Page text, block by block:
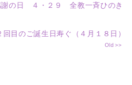
の日 ４・２９ 全教一斉ひのき
目のご誕生日寿ぐ（４月１８日）